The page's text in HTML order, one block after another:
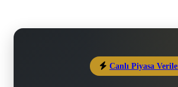
Canlı Piyasa